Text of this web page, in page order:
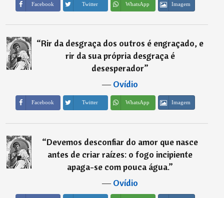
Facebook Twitter WhatsApp Imagem
“Rir da desgraça dos outros é engraçado, e
rir da sua própria desgraça é
desesperador”
―Ovídio
Facebook Twitter WhatsApp Imagem
“Devemos desconfiar do amor que nasce
antes de criar raízes: o fogo incipiente
apaga-se com pouca água.”
―Ovídio